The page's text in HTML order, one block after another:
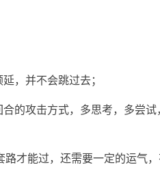
，并不会跳过去；
的攻击方式，多思考，多尝
才能过，还需要一定的运气